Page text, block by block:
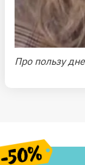
Про пользу